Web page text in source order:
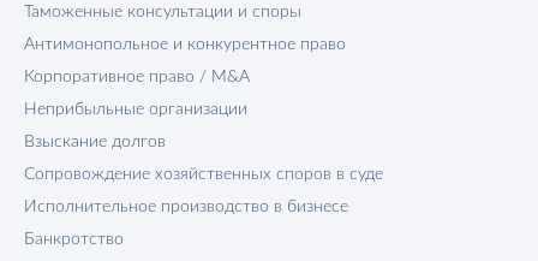
Таможенные консультации и споры
Антимонопольное и конкурентное право
Корпоративное право / M&A
Неприбыльные организации
Взыскание долгов
Сопровождение хозяйственных споров в суде
Исполнительное производство в бизнесе
Банкротство